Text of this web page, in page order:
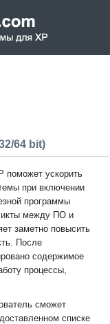
64 bit)
поможет ускорить
при включении
программы
между ПО и
заметно повысить
После
содержимое
процессы,
сможет
списке